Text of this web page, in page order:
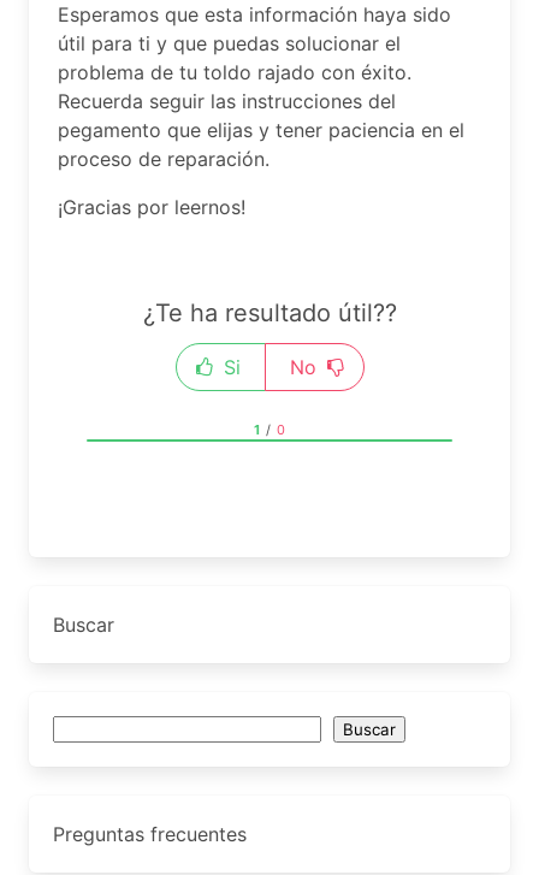
Esperamos que esta información haya sido
útil para ti y que puedas solucionar el
problema de tu toldo rajado con éxito.
Recuerda seguir las instrucciones del
pegamento que elijas y tener paciencia en el
proceso de reparación.
¡Gracias por leernos!
¿Te ha resultado útil??
Si No
1 / 0
Buscar
Buscar
Preguntas frecuentes